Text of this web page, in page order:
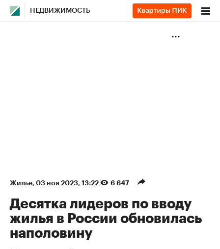
НЕДВИЖИМОСТЬ
Жилье⁠, 03 ноя 2023, 13:22 6 647
Десятка лидеров по вводу
жилья в России обновилась
наполовину